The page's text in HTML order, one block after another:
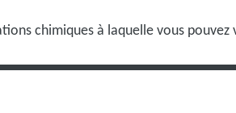
chimiques à laquelle vous pouvez